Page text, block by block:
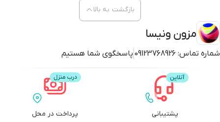
مزون ونیسا
شماره تماس: 09123768926 پاسخگوی شما هستیم
بازگشت به بالا
پشتیبانی پرداخت در محل